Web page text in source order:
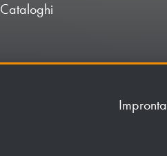
Cataloghi
Impronta